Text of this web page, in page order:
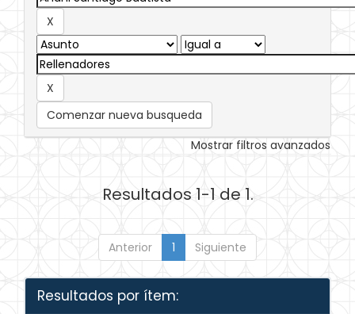
Comenzar nueva busqueda
Mostrar filtros avanzados
Resultados 1-1 de 1.
Anterior 1 Siguiente
Resultados por ítem: